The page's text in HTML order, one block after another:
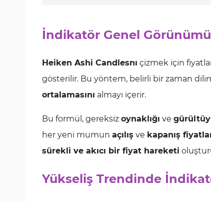
İndikatör Genel Görünümü
Heiken Ashi Candlesnı çizmek için
gösterilir. Bu yöntem, belirli bir zaman
ortalamasını almayı içerir.
Bu formül, gereksiz oynaklığı ve
her yeni mumun açılış ve kapanış
sürekli ve akıcı bir fiyat hareketi
Yükseliş Trendinde